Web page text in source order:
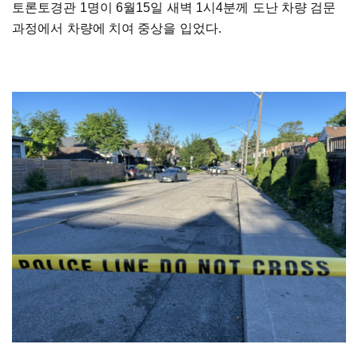
토론토경관 1명이 6월15일 새벽 1시4분께 도난 차량 검문
과정에서 차량에 치여 중상을 입었다.